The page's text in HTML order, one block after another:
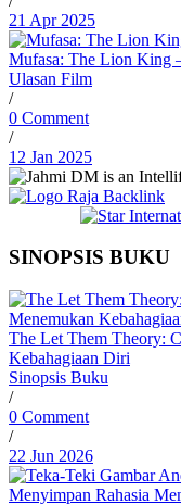
21 Apr 2025
Mufasa: The Lion King
Ulasan Film
/
0 Comment
/
12 Jan 2025
SINOPSIS BUKU
The Let Them Theory:
Kebahagiaan Diri
Sinopsis Buku
/
0 Comment
/
22 Jun 2026